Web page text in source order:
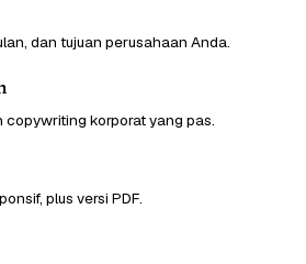
dan tujuan perusahaan Anda.
copywriting korporat yang pas.
plus versi PDF.